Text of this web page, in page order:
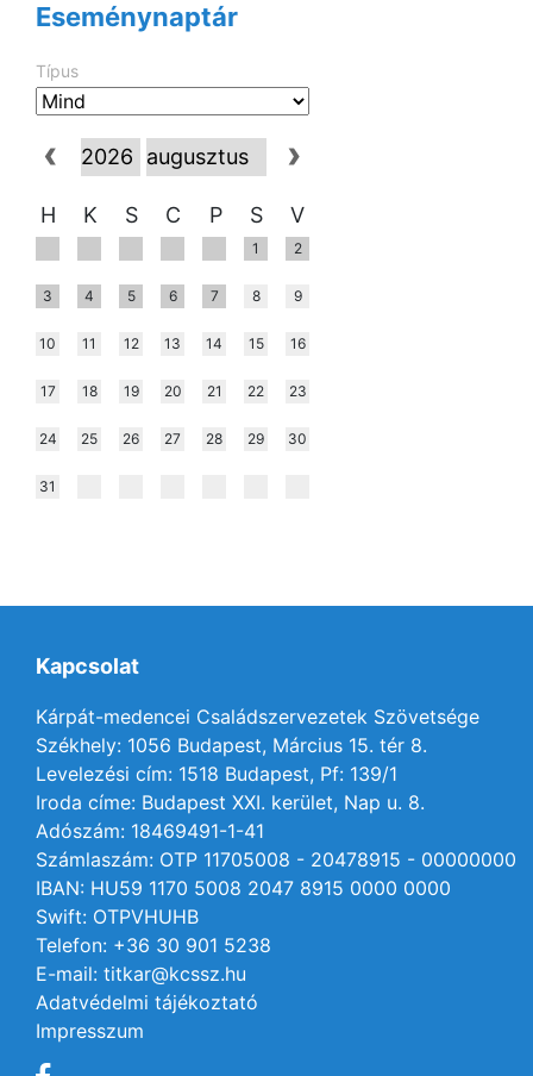
Eseménynaptár
Típus
H K S C P S V
1 2
3 4 5 6 7 8 9
10 11 12 13 14 15 16
17 18 19 20 21 22 23
24 25 26 27 28 29 30
31
Kapcsolat
Kárpát-medencei Családszervezetek Szövetsége
Székhely: 1056 Budapest, Március 15. tér 8.
Levelezési cím: 1518 Budapest, Pf: 139/1
Iroda címe: Budapest XXI. kerület, Nap u. 8.
Adószám: 18469491-1-41
Számlaszám: OTP 11705008 - 20478915 - 00000000
IBAN: HU59 1170 5008 2047 8915 0000 0000
Swift: OTPVHUHB
Telefon: +36 30 901 5238
E-mail: titkar@kcssz.hu
Adatvédelmi tájékoztató
Impresszum